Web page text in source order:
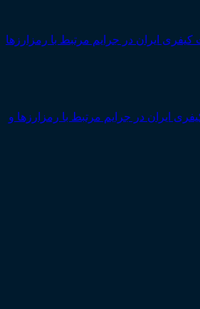
ایران در جرایم مرتبط با رمزارزها و